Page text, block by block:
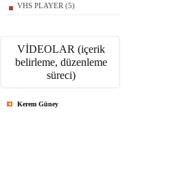
VHS PLAYER (5)
VİDEOLAR (içerik
belirleme, düzenleme
süreci)
Kerem Güney